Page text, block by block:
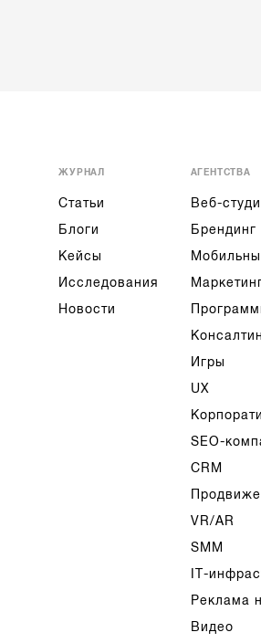
ЖУРНАЛ
Статьи
Блоги
Кейсы
Исследования
Новости
АГЕНТСТВА
Веб-
Брендинг
Игры
UX
SEO-
CRM
VR/AR
SMM
IT-
Реклама
Видео